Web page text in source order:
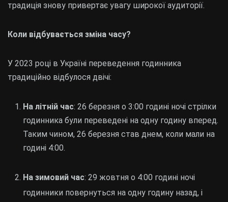
традиція знову привертає увагу широкої аудиторії.
Коли відбувається зміна часу?
У 2023 році в Україні переведення годинника
традиційно відбулося двічі:
На літній час: 26 березня о 3:00 годині ночі стрілки
годинника були переведені на одну годину вперед.
Таким чином, 26 березня став днем, коли мали на
годині 4:00.
На зимовий час: 29 жовтня о 4:00 годині ночі
годинники повернуться на одну годину назад, і